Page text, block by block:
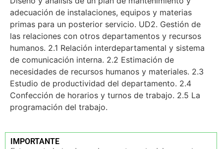
adecuación de instalaciones, equipos y materias
primas para un posterior servicio. UD2. Gestión de
las relaciones con otros departamentos y recursos
humanos. 2.1 Relación interdepartamental y sistema
de comunicación interna. 2.2 Estimación de
necesidades de recursos humanos y materiales. 2.3
Estudio de productividad del departamento. 2.4
Confección de horarios y turnos de trabajo. 2.5 La
programación del trabajo.
IMPORTANTE